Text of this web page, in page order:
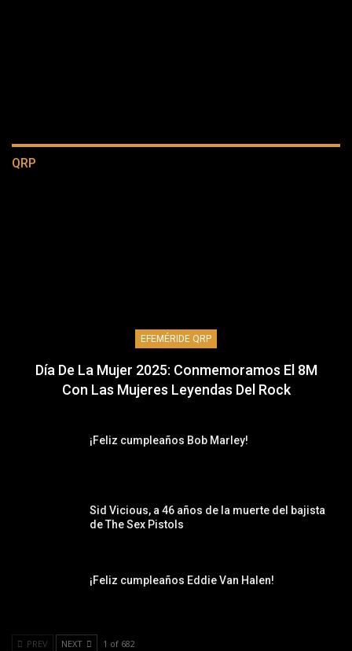
QRP
EFEMÉRIDE QRP
Día De La Mujer 2025: Conmemoramos El 8M
Con Las Mujeres Leyendas Del Rock
¡Feliz cumpleaños Bob Marley!
Sid Vicious, a 46 años de la muerte del bajista
de The Sex Pistols
¡Feliz cumpleaños Eddie Van Halen!
PREV NEXT 1 of 682